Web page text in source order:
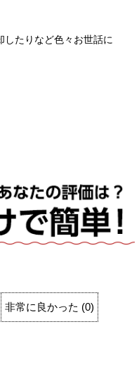
たりなど色々お世話に
非常に良かった (0)